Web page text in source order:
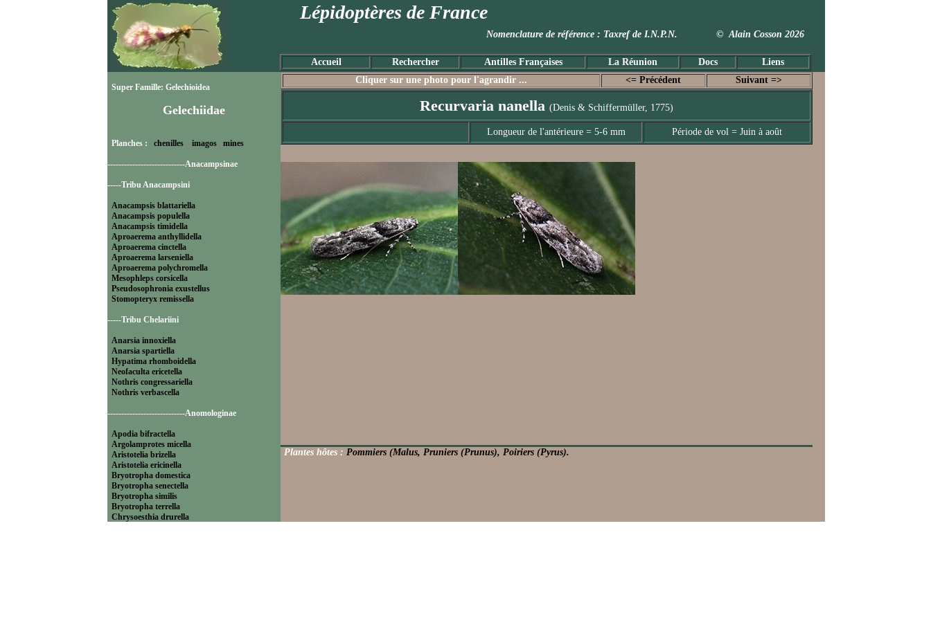
Lépidoptères de France
Nomenclature de référence : Taxref de I.N.P.N. © Alain Cosson 2026
Accueil Rechercher Antilles Françaises La Réunion Docs Liens
Super Famille: Gelechioidea
Gelechiidae
Planches : chenilles imagos mines
----------------------------Anacampsinae
-----Tribu Anacampsini
Anacampsis blattariella
Anacampsis populella
Anacampsis timidella
Aproaerema anthyllidella
Aproaerema cinctella
Aproaerema larseniella
Aproaerema polychromella
Mesophleps corsicella
Pseudosophronia exustellus
Stomopteryx remissella
-----Tribu Chelariini
Anarsia innoxiella
Anarsia spartiella
Hypatima rhomboidella
Neofaculta ericetella
Nothris congressariella
Nothris verbascella
----------------------------Anomologinae
Apodia bifractella
Argolamprotes micella
Aristotelia brizella
Aristotelia ericinella
Bryotropha domestica
Bryotropha senectella
Bryotropha similis
Bryotropha terrella
Chrysoesthia drurella
Cliquer sur une photo pour l'agrandir ... <= Précédent Suivant =>
Recurvaria nanella (Denis & Schiffermüller, 1775)
Longueur de l'antérieure = 5-6 mm Période de vol = Juin à août
Plantes hôtes : Pommiers (Malus, Pruniers (Prunus), Poiriers (Pyrus).